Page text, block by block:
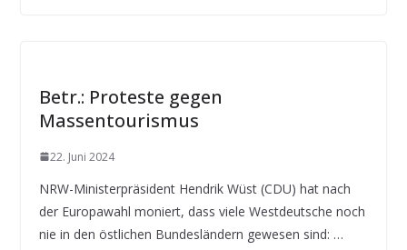
Betr.: Proteste gegen
Massentourismus
22. Juni 2024
NRW-Ministerpräsident Hendrik Wüst (CDU) hat nach
der Europawahl moniert, dass viele Westdeutsche noch
nie in den östlichen Bundesländern gewesen sind: …